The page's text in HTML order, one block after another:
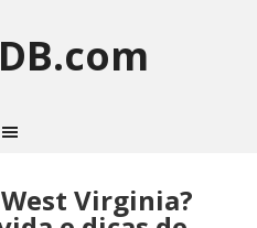
Virginia?